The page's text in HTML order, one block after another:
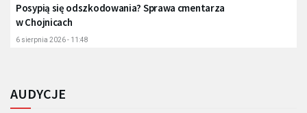
Posypią się odszkodowania? Sprawa cmentarza
w Chojnicach
6 sierpnia 2026 - 11:48
AUDYCJE